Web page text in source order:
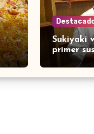
Sukiyaki
primer